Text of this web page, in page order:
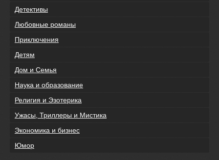
Детективы
Любовные романы
Приключения
Детям
Дом и Семья
Наука и образование
Религия и Эзотерика
Ужасы, Триллеры и Мистика
Экономика и бизнес
Юмор